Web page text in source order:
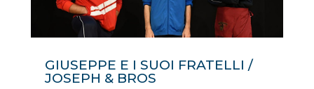
GIUSEPPE E I SUOI FRATELLI /
JOSEPH & BROS